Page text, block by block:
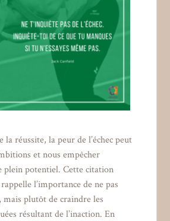
la réussite, la peur de l’échec peut
et nous empêcher
plein potentiel. Cette citation
l’importance de ne pas
mais plutôt de craindre les
résultant de l’inaction. En